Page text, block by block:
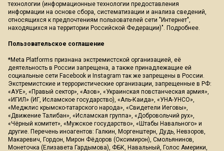
технологии (информационные технологии предоставления
информации на основе сбора, систематизации и анализа сведений,
относящихся к предпочтениям пользователей сети "Интернет",
находящихся на территории Российской Федерации)". Подробнее.
Пользовательское соглашение
*Meta Platforms признана экстремистской организацией, её
деятельность в России запрещена, а также принадлежащие ей
социальные сети Facebook и Instagram так же запрещены в России.
Экстремистские и террористические организации, запрещенные в РФ:
«АУЕ», «Правый сектор», «Азов», «Украинская повстанческая армия»,
«ИГИЛ» (ИГ, Исламское государство), «Аль-Каида», «УНА-УНСО»,
«Меджлис крымско-татарского народа», «Свидетели Иеговы»,
«Движение Талибан», «Исламская группа», «Добровольчий рух»,
«Чёрный комитет», «Мужское государство», «Штабы Навального» и
другие. Перечень иноагентов: Галкин, Моргенштерн, Дудь, Невзоров,
Макаревич, Гордон, Мирон Фёдоров (Оксимирон), Смольянинов,
Монеточка (Елизавета Гардымова), ФБК, Навальный, Голос Америки,